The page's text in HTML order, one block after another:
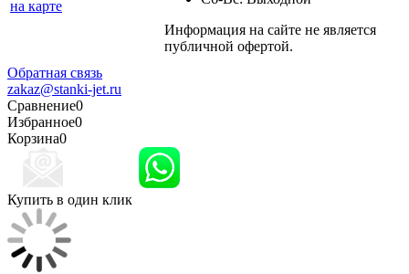
на карте
Информация на сайте не является
публичной офертой.
Обратная связь
zakaz@stanki-jet.ru
Сравнение0
Избранное0
Корзина0
Купить в один клик